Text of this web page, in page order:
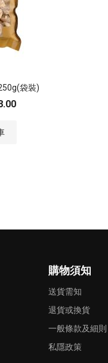
袋裝)
購物須知
送貨需知
退貨或換貨
一般條款及細則
私隱政策